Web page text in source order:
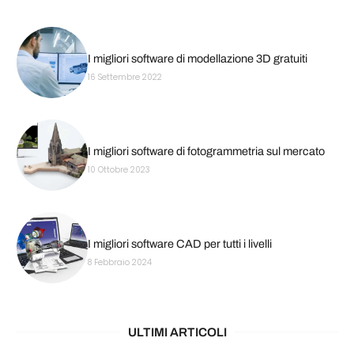
I migliori software di modellazione 3D gratuiti
16 Settembre 2022
I migliori software di fotogrammetria sul mercato
10 Ottobre 2023
I migliori software CAD per tutti i livelli
8 Febbraio 2024
ULTIMI ARTICOLI